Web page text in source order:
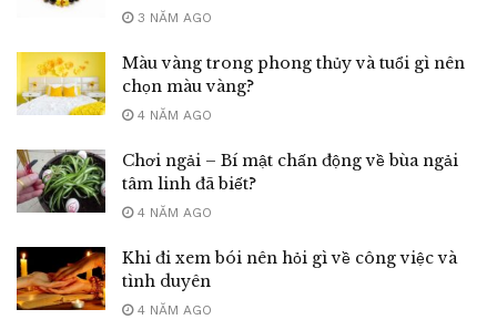
3 NĂM AGO
Màu vàng trong phong thủy và tuổi gì nên
chọn màu vàng?
4 NĂM AGO
Chơi ngải – Bí mật chấn động về bùa ngải
tâm linh đã biết?
4 NĂM AGO
Khi đi xem bói nên hỏi gì về công việc và
tình duyên
4 NĂM AGO